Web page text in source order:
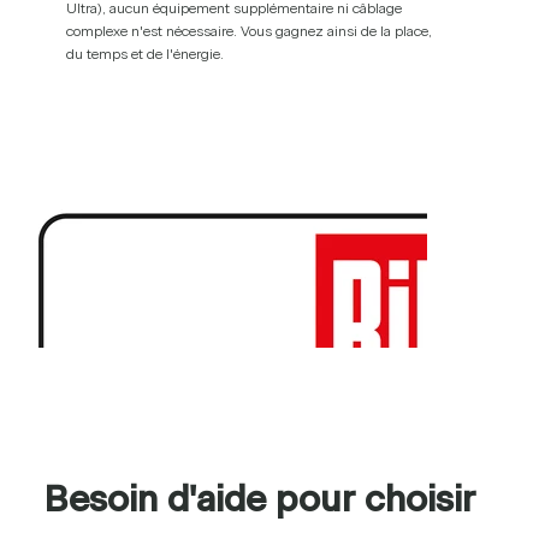
Ultra), aucun équipement supplémentaire ni câblage
complexe n'est nécessaire. Vous gagnez ainsi de la place,
du temps et de l'énergie.
Besoin d'aide pour choisir